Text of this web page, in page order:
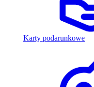
Karty podarunkowe